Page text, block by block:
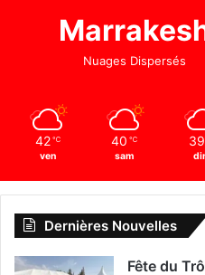
Nuages Dispersés
42 ℃
ven
40 ℃
sam
39
Dernières Nouvelles
Fête du